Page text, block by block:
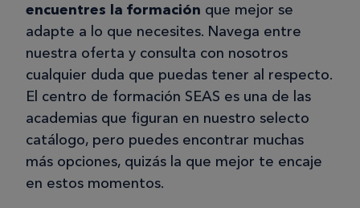
encuentres la formación que mejor se
adapte a lo que necesites. Navega entre
nuestra oferta y consulta con nosotros
cualquier duda que puedas tener al respecto.
El centro de formación SEAS es una de las
academias que figuran en nuestro selecto
catálogo, pero puedes encontrar muchas
más opciones, quizás la que mejor te encaje
en estos momentos.